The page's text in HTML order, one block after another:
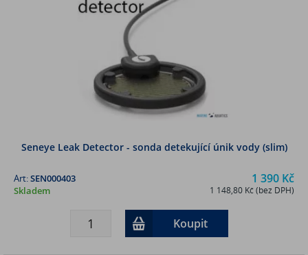
Seneye Leak Detector - sonda detekující únik vody (slim)
1 390 Kč
1 148,80 Kč (bez DPH)
Art:SEN000403
Skladem
Koupit